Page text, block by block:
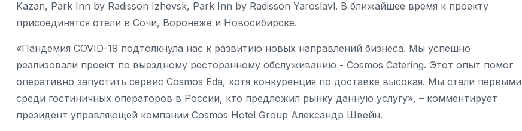
Kazan, Park Inn by Radisson Izhevsk, Park Inn by Radisson Yaroslavl. В ближайшее время к проекту
присоединятся отели в Сочи, Воронеже и Новосибирске.
«Пандемия COVID-19 подтолкнула нас к развитию новых направлений бизнеса. Мы успешно
реализовали проект по выездному ресторанному обслуживанию - Cosmos Catering. Этот опыт помог
оперативно запустить сервис Cosmos Eda, хотя конкуренция по доставке высокая. Мы стали первыми
среди гостиничных операторов в России, кто предложил рынку данную услугу», – комментирует
президент управляющей компании Cosmos Hotel Group Александр Швейн.